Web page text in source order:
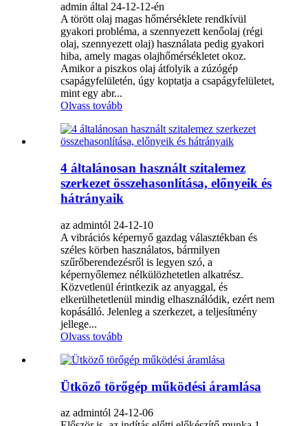
admin által 24-12-12-én
A törött olaj magas hőmérséklete rendkívül
gyakori probléma, a szennyezett kenőolaj (régi
olaj, szennyezett olaj) használata pedig gyakori
hiba, amely magas olajhőmérsékletet okoz.
Amikor a piszkos olaj átfolyik a zúzógép
csapágyfelületén, úgy koptatja a csapágyfelületet,
mint egy abr...
Olvass tovább
4 általánosan használt szitalemez
szerkezet összehasonlítása, előnyeik és
hátrányaik
az admintól 24-12-10
A vibrációs képernyő gazdag választékban és
széles körben használatos, bármilyen
szűrőberendezésről is legyen szó, a
képernyőlemez nélkülözhetetlen alkatrész.
Közvetlenül érintkezik az anyaggal, és
elkerülhetetlenül mindig elhasználódik, ezért nem
kopásálló. Jelenleg a szerkezet, a teljesítmény
jellege...
Olvass tovább
Ütköző törőgép működési áramlása
az admintól 24-12-06